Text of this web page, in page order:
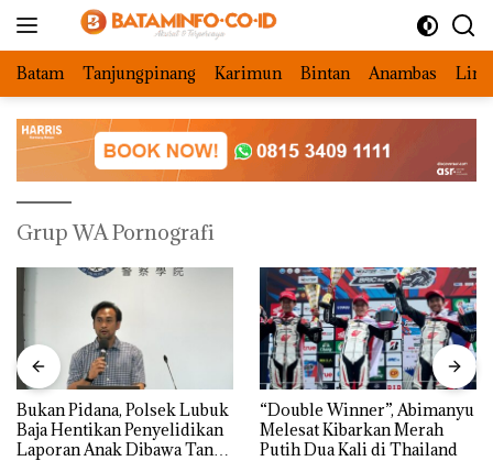
Batam Tanjungpinang Karimun Bintan Anambas
Grup WA Pornografi
Bukan Pidana, Polsek Lubuk
Baja Hentikan Penyelidikan
Laporan Anak Dibawa Tanpa
“Double Winner”, Abimanyu
Melesat Kibarkan Merah
Putih Dua Kali di Thailand